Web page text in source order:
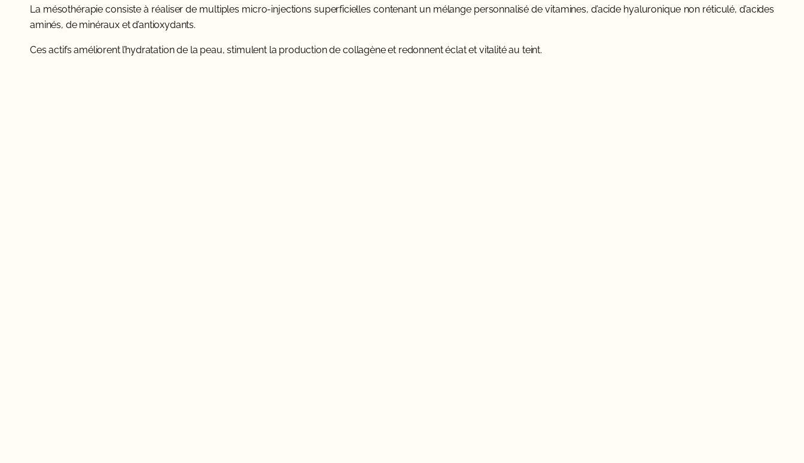
La mésothérapie consiste à réaliser de multiples micro-injections superficielles contenant un mélange personnalisé de vitamines, d’acide hyaluronique non réticulé, d’acides
aminés, de minéraux et d’antioxydants.
Ces actifs améliorent l’hydratation de la peau, stimulent la production de collagène et redonnent éclat et vitalité au teint.